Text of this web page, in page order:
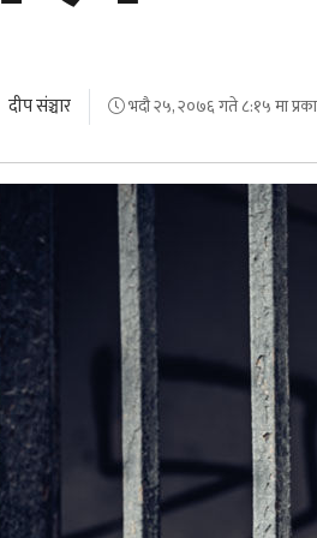
दीप संञ्चार भदौ २५, २०७६ गते ८:१५ मा